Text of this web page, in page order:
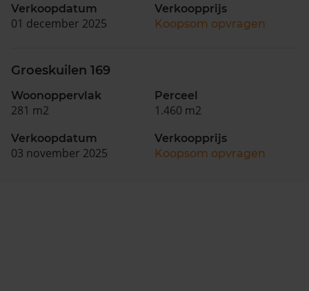
Verkoopdatum
01 december 2025
Verkoopprijs
Koopsom opvragen
Groeskuilen 169
Woonoppervlak
281 m2
Perceel
1.460 m2
Verkoopdatum
03 november 2025
Verkoopprijs
Koopsom opvragen